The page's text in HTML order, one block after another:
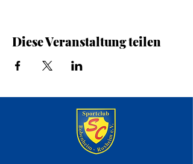
Diese Veranstaltung teilen